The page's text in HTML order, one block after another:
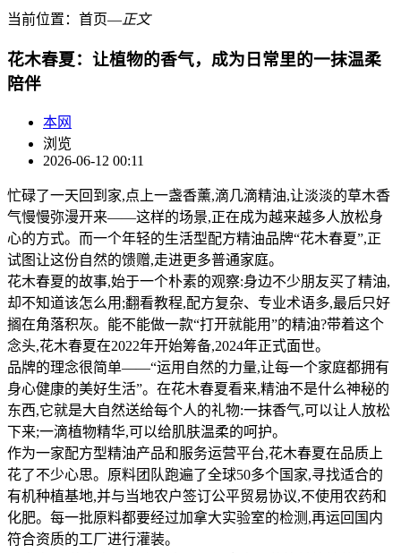
当前位置： 首页―正文
花木春夏：让植物的香气，成为日常里的一抹温柔
陪伴
本网
浏览
2026-06-12 00:11
忙碌了一天回到家,点上一盏香薰,滴几滴精油,让淡淡的草木香
气慢慢弥漫开来——这样的场景,正在成为越来越多人放松身
心的方式。而一个年轻的生活型配方精油品牌“花木春夏”,正
试图让这份自然的馈赠,走进更多普通家庭。
花木春夏的故事,始于一个朴素的观察:身边不少朋友买了精油,
却不知道该怎么用;翻看教程,配方复杂、专业术语多,最后只好
搁在角落积灰。能不能做一款“打开就能用”的精油?带着这个
念头,花木春夏在2022年开始筹备,2024年正式面世。
品牌的理念很简单——“运用自然的力量,让每一个家庭都拥有
身心健康的美好生活”。在花木春夏看来,精油不是什么神秘的
东西,它就是大自然送给每个人的礼物:一抹香气,可以让人放松
下来;一滴植物精华,可以给肌肤温柔的呵护。
作为一家配方型精油产品和服务运营平台,花木春夏在品质上
花了不少心思。原料团队跑遍了全球50多个国家,寻找适合的
有机种植基地,并与当地农户签订公平贸易协议,不使用农药和
化肥。每一批原料都要经过加拿大实验室的检测,再运回国内
符合资质的工厂进行灌装。